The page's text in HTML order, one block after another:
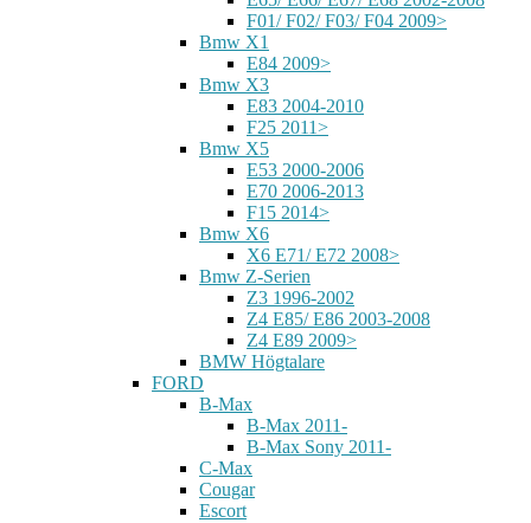
F01/ F02/ F03/ F04 2009>
Bmw X1
E84 2009>
Bmw X3
E83 2004-2010
F25 2011>
Bmw X5
E53 2000-2006
E70 2006-2013
F15 2014>
Bmw X6
X6 E71/ E72 2008>
Bmw Z-Serien
Z3 1996-2002
Z4 E85/ E86 2003-2008
Z4 E89 2009>
BMW Högtalare
FORD
B-Max
B-Max 2011-
B-Max Sony 2011-
C-Max
Cougar
Escort